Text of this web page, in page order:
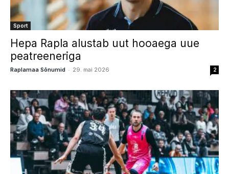
Sport
Hepa Rapla alustab uut hooaega uue
peatreeneriga
Raplamaa Sõnumid - 29. mai 2026 2